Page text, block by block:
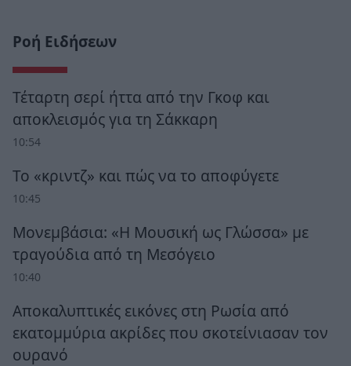
Ροή Ειδήσεων
Τέταρτη σερί ήττα από την Γκοφ και
αποκλεισμός για τη Σάκκαρη
10:54
Το «κριντζ» και πώς να το αποφύγετε
10:45
Μονεμβάσια: «Η Μουσική ως Γλώσσα» με
τραγούδια από τη Μεσόγειο
10:40
Αποκαλυπτικές εικόνες στη Ρωσία από
εκατομμύρια ακρίδες που σκοτείνιασαν τον
ουρανό